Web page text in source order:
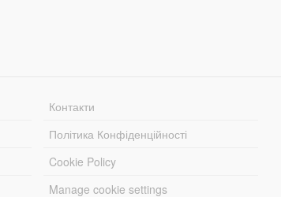
Контакти
Політика Конфіденційності
Cookie Policy
Manage cookie settings